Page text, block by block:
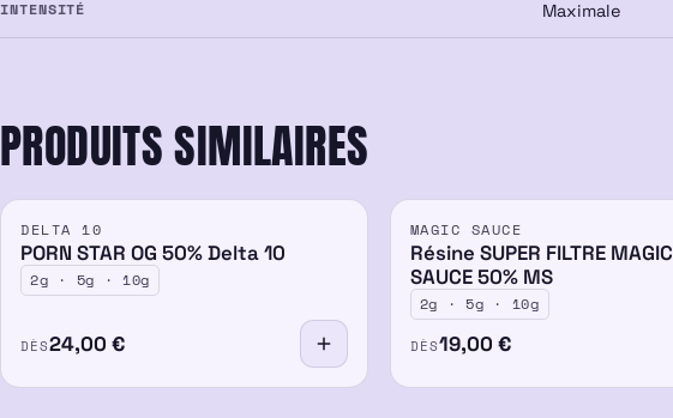
INTENSITÉ Maximale
PRODUITS SIMILAIRES
50%
DELTA 10
PORN STAR OG 50% Delta 10
2g · 5g · 10g
DÈS24,00€
50%
MAGIC SAUCE
Résine SUPER FILTRE MAGIC
SAUCE 50% MS
2g · 5g · 10g
DÈS19,00 €